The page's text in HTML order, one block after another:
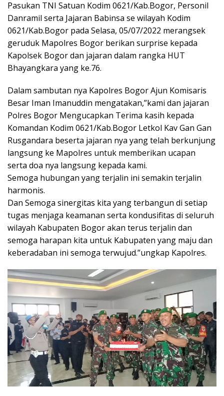
Pasukan TNI Satuan Kodim 0621/Kab.Bogor, Personil
Danramil serta Jajaran Babinsa se wilayah Kodim
0621/Kab.Bogor pada Selasa, 05/07/2022 merangsek
geruduk Mapolres Bogor berikan surprise kepada
Kapolsek Bogor dan jajaran dalam rangka HUT
Bhayangkara yang ke.76.
Dalam sambutan nya Kapolres Bogor Ajun Komisaris
Besar Iman Imanuddin mengatakan,”kami dan jajaran
Polres Bogor Mengucapkan Terima kasih kepada
Komandan Kodim 0621/Kab.Bogor Letkol Kav Gan Gan
Rusgandara beserta jajaran nya yang telah berkunjung
langsung ke Mapolres untuk memberikan ucapan
serta doa nya langsung kepada kami.
Semoga hubungan yang terjalin ini semakin terjalin
harmonis.
Dan Semoga sinergitas kita yang terbangun di setiap
tugas menjaga keamanan serta kondusifitas di seluruh
wilayah Kabupaten Bogor akan terus terjalin dan
semoga harapan kita untuk Kabupaten yang maju dan
keberadaban ini semoga terwujud.”ungkap Kapolres.